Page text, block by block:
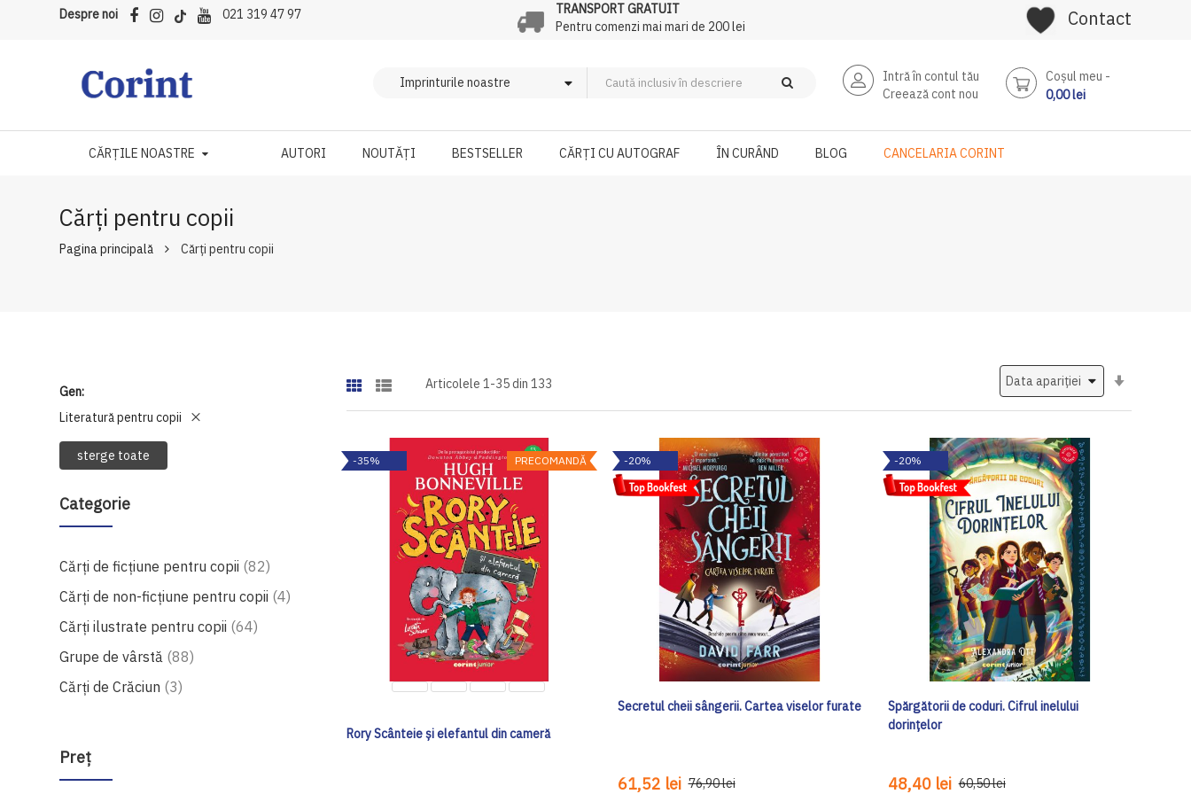
Despre noi 021 319 47 97
TRANSPORT GRATUIT
Pentru comenzi mai mari de 200 lei
Contact
Intră în contul tău
Creează cont nou
Coşul meu
0,00 lei
CĂRȚILE NOASTRE AUTORI NOUTĂȚI BESTSELLER CĂRȚI CU AUTOGRAF ÎN CURÂND BLOG CANCELARIA CORINT
Cărți pentru copii
Pagina principală Cărți pentru copii
Gen
Literatură pentru copii
sterge toate
Categorie
Cărți de ficțiune pentru copii 82produse
Cărți de non-ficțiune pentru copii 4produse
Cărți ilustrate pentru copii 64produse
Grupe de vârstă 88produse
Cărți de Crăciun 3produse
Preţ
Articolele1-35din133
PRECOMANDĂ
-35%
Rory Scânteie și elefantul din cameră
-20%
Secretul cheii sângerii. Cartea viselor furate
61,52 lei 76,90 lei
-20%
Spărgătorii de coduri. Cifrul inelului
dorințelor
48,40 lei 60,50 lei